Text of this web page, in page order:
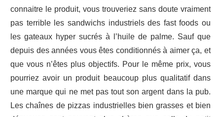
connaitre le produit, vous trouveriez sans doute vraiment
pas terrible les sandwichs industriels des fast foods ou
les gateaux hyper sucrés à l’huile de palme. Sauf que
depuis des années vous êtes conditionnés à aimer ça, et
que vous n’êtes plus objectifs. Pour le même prix, vous
pourriez avoir un produit beaucoup plus qualitatif dans
une marque qui ne met pas tout son argent dans la pub.
Les chaînes de pizzas industrielles bien grasses et bien